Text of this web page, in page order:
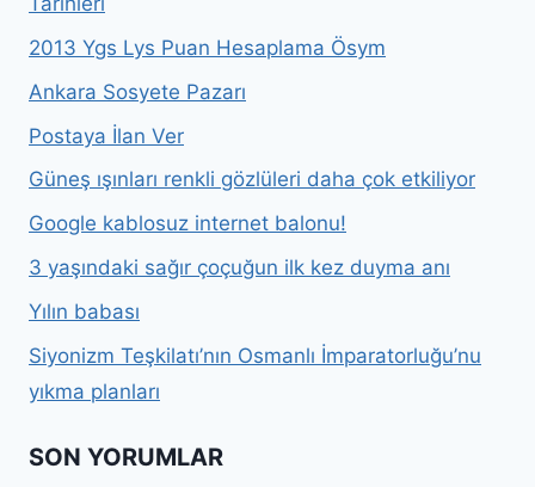
2013 Ygs Lys Puan Hesaplama Ösym
Ankara Sosyete Pazarı
Postaya İlan Ver
Güneş ışınları renkli gözlüleri daha çok etkiliyor
Google kablosuz internet balonu!
3 yaşındaki sağır çoçuğun ilk kez duyma anı
Yılın babası
Siyonizm Teşkilatı’nın Osmanlı İmparatorluğu’nu
yıkma planları
SON YORUMLAR